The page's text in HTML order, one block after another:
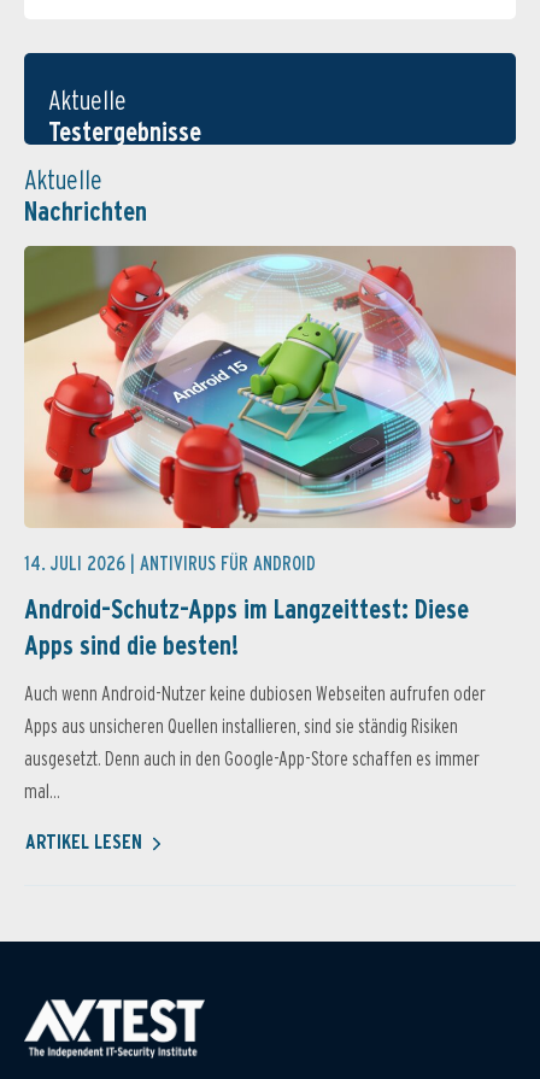
Aktuelle
Testergebnisse
Aktuelle
Nachrichten
14. JULI 2026 | ANTIVIRUS FÜR ANDROID
Android-Schutz-Apps im Langzeittest: Diese
Apps sind die besten!
Auch wenn Android-Nutzer keine dubiosen Webseiten aufrufen oder
Apps aus unsicheren Quellen installieren, sind sie ständig Risiken
ausgesetzt. Denn auch in den Google-App-Store schaffen es immer
mal...
ARTIKEL LESEN